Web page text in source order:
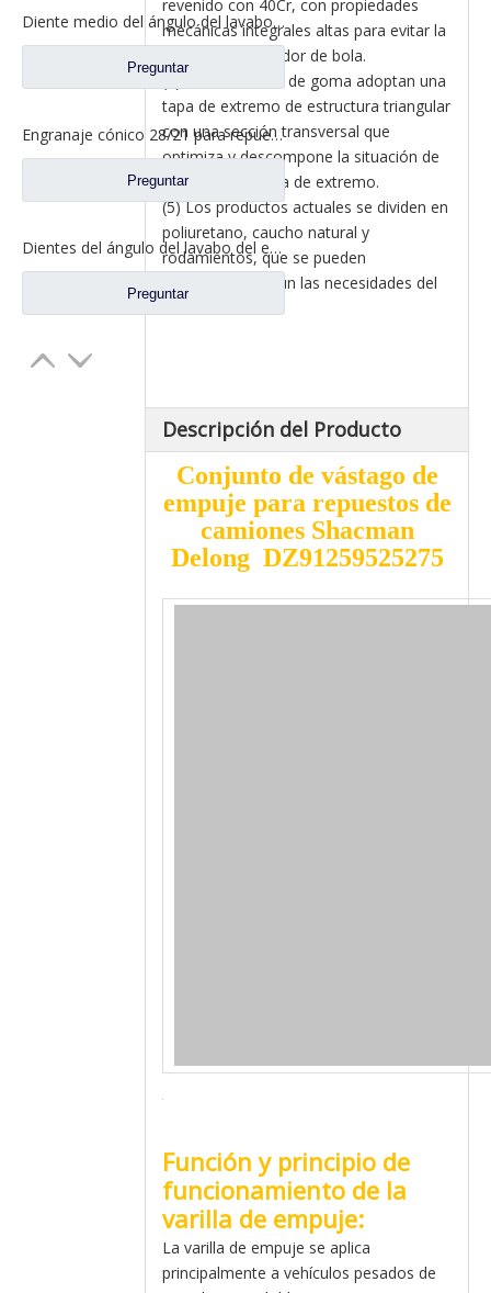
Diente medio del ángulo del lavabo del puente para los recambios AZ9981320154 del camión de Sinotruk Howo AC16
Preguntar
Engranaje cónico 28/21 para repuestos de camiones North Benz Beiben A3463502939
Preguntar
Dientes del ángulo del lavabo del eje trasero para los recambios AZ9981320157 del camión de Sinotruk Howo AC16
Preguntar
revenido con 40Cr, con propiedades
mecánicas integrales altas para evitar la
fractura del pasador de bola.
(4) Los extremos de goma adoptan una
tapa de extremo de estructura triangular
con una sección transversal que
optimiza y descompone la situación de
tensión de la tapa de extremo.
(5) Los productos actuales se dividen en
poliuretano, caucho natural y
rodamientos, que se pueden
personalizar según las necesidades del
Descripción del Producto
Conjunto de vástago de
empuje para repuestos de
camiones Shacman
Delong DZ91259525275
Función y principio de
funcionamiento de la
varilla de empuje:
La varilla de empuje se aplica
principalmente a vehículos pesados ​​de